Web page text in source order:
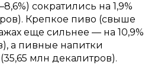
сократились на 1,9%
Крепкое пиво (свыше
еще сильнее — на 10,9%
а пивные напитки
млн декалитров).